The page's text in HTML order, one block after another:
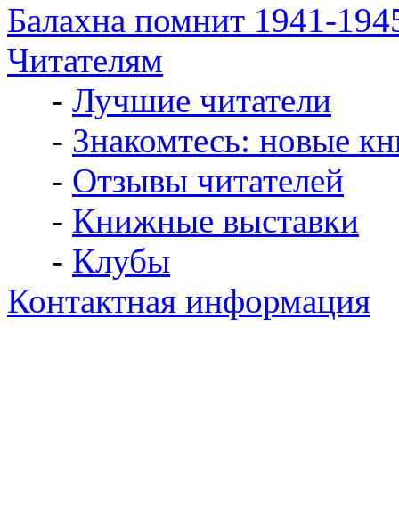
Балахна помнит 1941-
Читателям
- Лучшие читатели
- Знакомтесь: новые
- Отзывы читателей
- Книжные выставки
- Клубы
Контактная информация